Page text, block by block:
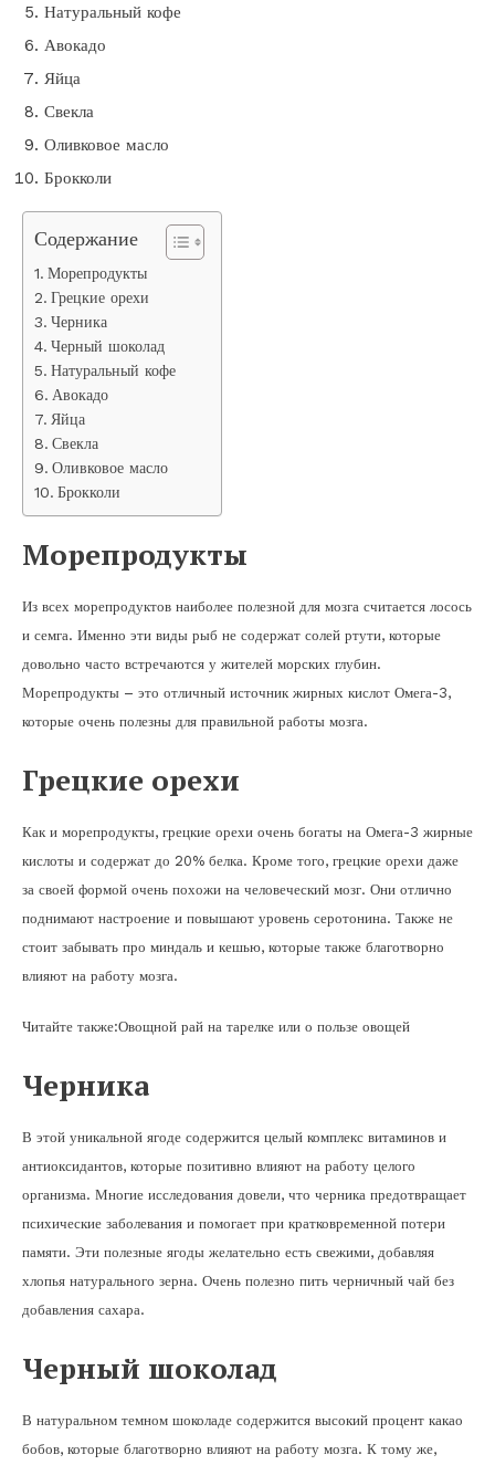
Натуральный кофе
Авокадо
Яйца
Свекла
Оливковое масло
Брокколи
Содержание
Морепродукты
Грецкие орехи
Черника
Черный шоколад
Натуральный кофе
Авокадо
Яйца
Свекла
Оливковое масло
Брокколи
Морепродукты
Из всех морепродуктов наиболее полезной для мозга считается лосось
и семга. Именно эти виды рыб не содержат солей ртути, которые
довольно часто встречаются у жителей морских глубин.
Морепродукты – это отличный источник жирных кислот Омега-3,
которые очень полезны для правильной работы мозга.
Грецкие орехи
Как и морепродукты, грецкие орехи очень богаты на Омега-3 жирные
кислоты и содержат до 20% белка. Кроме того, грецкие орехи даже
за своей формой очень похожи на человеческий мозг. Они отлично
поднимают настроение и повышают уровень серотонина. Также не
стоит забывать про миндаль и кешью, которые также благотворно
влияют на работу мозга.
Читайте также:Овощной рай на тарелке или о пользе овощей
Черника
В этой уникальной ягоде содержится целый комплекс витаминов и
антиоксидантов, которые позитивно влияют на работу целого
организма. Многие исследования довели, что черника предотвращает
психические заболевания и помогает при кратковременной потери
памяти. Эти полезные ягоды желательно есть свежими, добавляя
хлопья натурального зерна. Очень полезно пить черничный чай без
добавления сахара.
Черный шоколад
В натуральном темном шоколаде содержится высокий процент какао
бобов, которые благотворно влияют на работу мозга. К тому же,